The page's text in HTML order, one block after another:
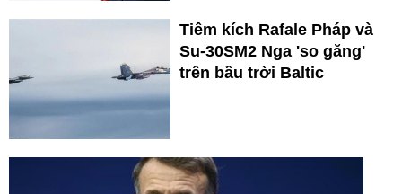
Tiêm kích Rafale Pháp và
Su-30SM2 Nga 'so găng'
trên bầu trời Baltic